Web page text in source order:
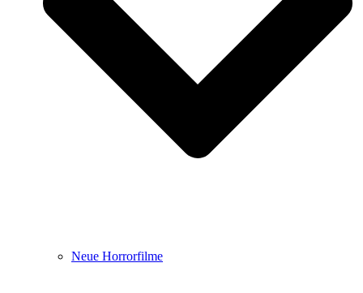
Neue Horrorfilme